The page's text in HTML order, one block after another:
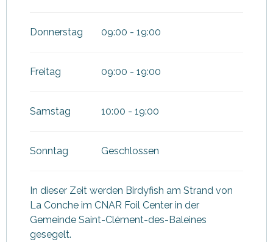
Donnerstag 09:00 - 19:00
Freitag 09:00 - 19:00
Samstag 10:00 - 19:00
Sonntag Geschlossen
In dieser Zeit werden Birdyfish am Strand von
La Conche im CNAR Foil Center in der
Gemeinde Saint-Clément-des-Baleines
gesegelt.